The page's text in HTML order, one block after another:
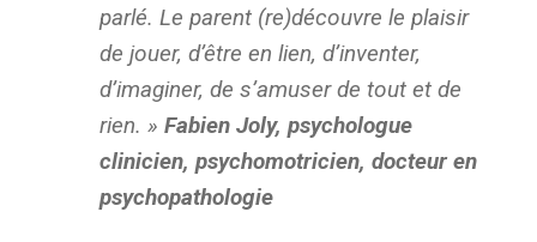
parlé. Le parent (re)découvre le plaisir
de jouer, d’être en lien, d’inventer,
d’imaginer, de s’amuser de tout et de
rien. »Fabien Joly, psychologue
clinicien, psychomotricien, docteur en
psychopathologie